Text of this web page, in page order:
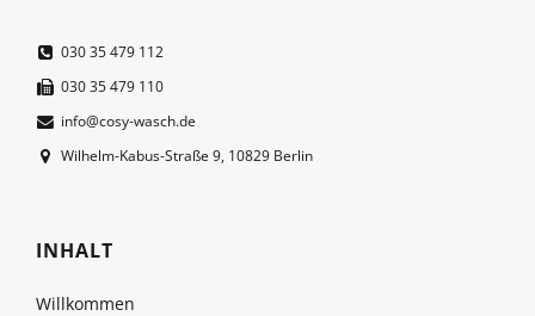
030 35 479 112
030 35 479 110
info@cosy-wasch.de
Wilhelm-Kabus-Straße 9, 10829 Berlin
INHALT
Willkommen